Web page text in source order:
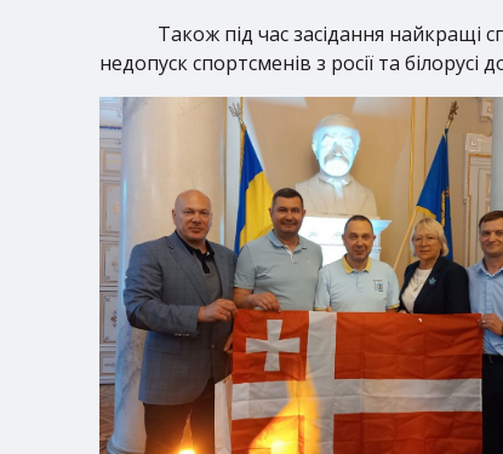
Також під час засідання найкращі
недопуск спортсменів з росії та